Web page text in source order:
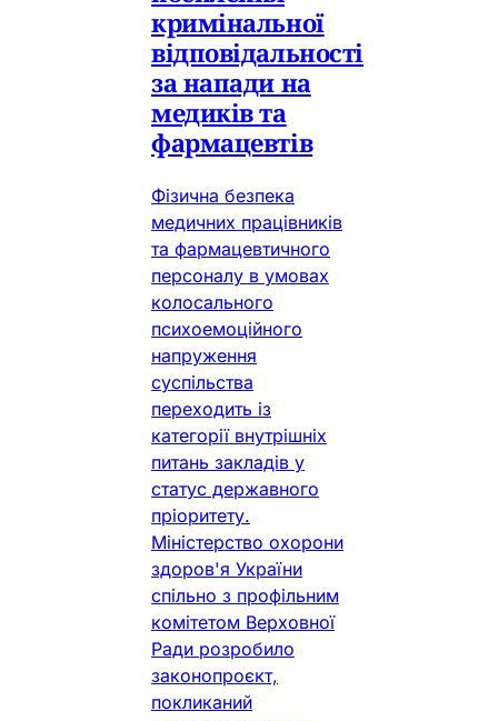
кримінальної
відповідальності
за напади на
медиків та
фармацевтів
Фізична безпека
медичних працівників
та фармацевтичного
персоналу в умовах
колосального
психоемоційного
напруження
суспільства
переходить із
категорії внутрішніх
питань закладів у
статус державного
пріоритету.
Міністерство охорони
здоров'я України
спільно з профільним
комітетом Верховної
Ради розробило
законопроєкт,
покликаний